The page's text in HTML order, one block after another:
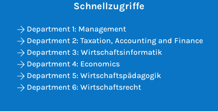
Schnellzugriffe
Department 1: Management
Department 2: Taxation, Accounting and Finance
Department 3: Wirtschaftsinformatik
Department 4: Economics
Department 5: Wirtschaftspädagogik
Department 6: Wirtschaftsrecht